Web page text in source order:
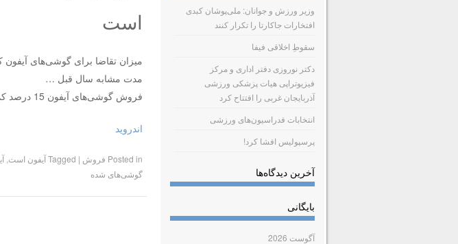
است
مدت مشابه سال قبل …
فروش گوشی‌های آیفون 15 درصد کمتر از سال قبل شده است
اندروید
Posted in فروش |
Taggedآیفون است ,
گوشی‌های شده
وزیر ورزش و جوانان: ملی‌پوشان کبدی
افتخارات جاکارتا را تکرار کنند
سقوطِ اخلاقی فیفا
دکتر نوروزی دفتر اداری و مرکز
فیزیوتراپی هیات پزشکی ورزشی
آذربایجان غربی را افتتاح کرد
انتخابات فدراسیون‌های ورزشی
پرسپولیس افشا کرد!
آخرین دیدگاه‌ها
بایگانی
آگوست 2026